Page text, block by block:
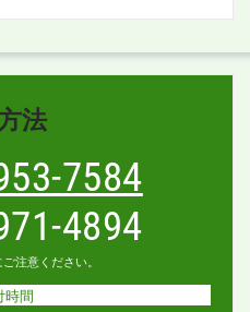
法
7584
4894
注意ください。
時間